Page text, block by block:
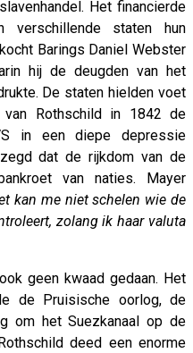
Het financierde
verschillende staten hun
Barings Daniel Webster
hij de deugden van het
De staten hielden voet
Rothschild in 1842 de
in een diepe depressie
dat de rijkdom van de
van naties. Mayer
kan me niet schelen wie de
zolang ik haar valuta
geen kwaad gedaan. Het
de Pruisische oorlog, de
om het Suezkanaal op de
deed een enorme